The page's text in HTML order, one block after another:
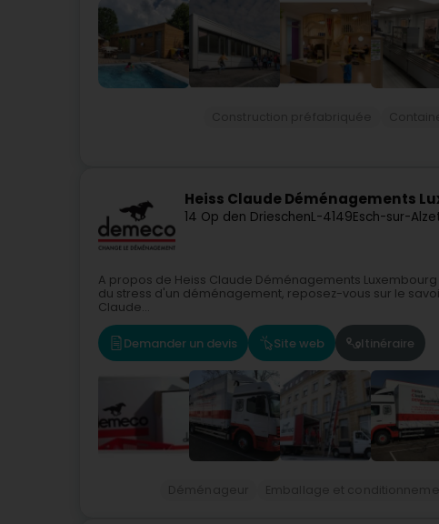
Heiss Claude Déménagements
14 Op den DrieschenL-4149Esch-sur-
A propos de Heiss Claude Déménagements
du stress d'un déménagement, reposez-vous sur le
Claude...
Demander un devis Site web Itinéraire